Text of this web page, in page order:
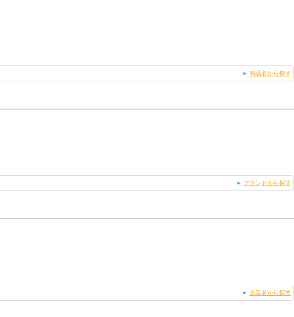
商品名から探す
ブランドから探す
企業名から探す